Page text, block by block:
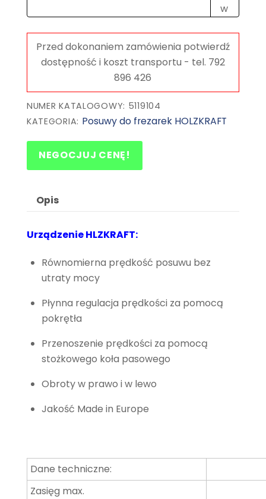
NUMER KATALOGOWY: 5119104
KATEGORIA: Posuwy do frezarek HOLZKRAFT
NEGOCJUJ CENĘ!
Opis
Urządzenie HLZKRAFT:
Równomierna prędkość posuwu bez
utraty mocy
Płynna regulacja prędkości za pomocą
pokrętła
Przenoszenie prędkości za pomocą
stożkowego koła pasowego
Obroty w prawo i w lewo
Jakość Made in Europe
Dane techniczne:
Zasięg max.